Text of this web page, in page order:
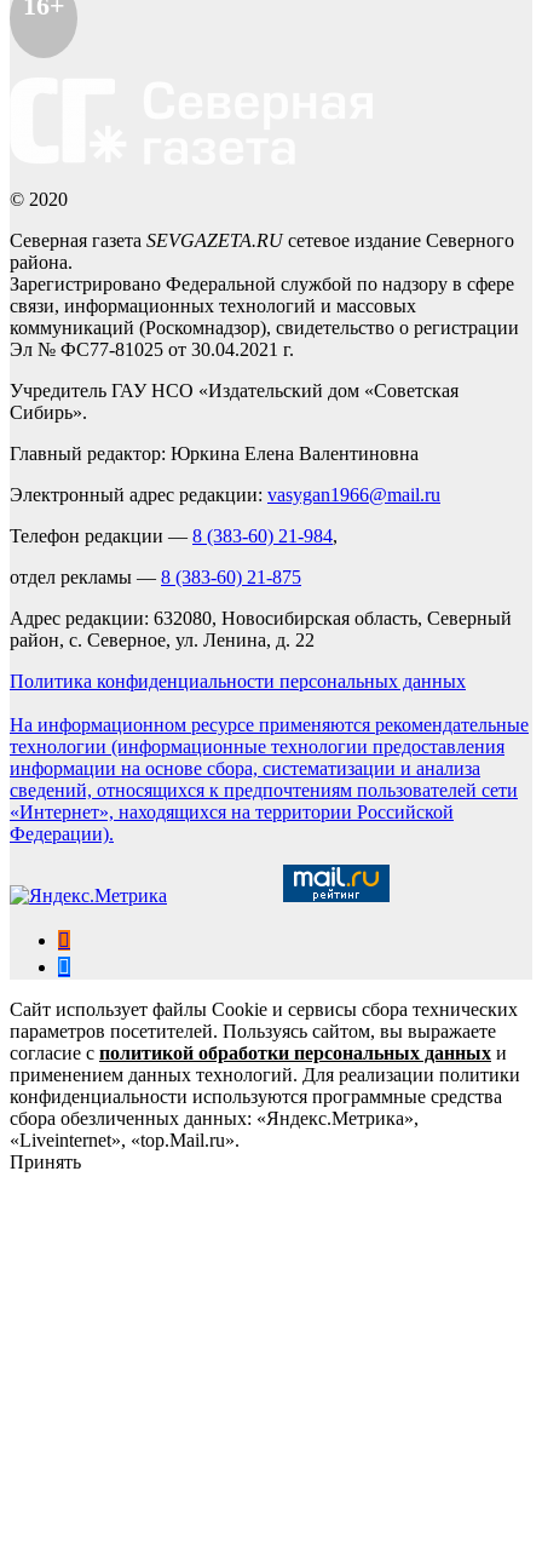
© 2020
Северная газета SEVGAZETA.RUсетевое издание Северного
района.
Зарегистрировано Федеральной службой по надзору в сфере
связи, информационных технологий и массовых
коммуникаций (Роскомнадзор), свидетельство о регистрации
Эл № ФС77-81025 от 30.04.2021 г.
Учредитель ГАУ НСО «Издательский дом «Советская
Сибирь».
Главный редактор: Юркина Елена Валентиновна
Электронный адрес редакции: vasygan1966@mail.ru
Телефон редакции — 8 (383-60) 21-984,
отдел рекламы — 8 (383-60) 21-875
Адрес редакции: 632080, Новосибирская область, Северный
район, с. Северное, ул. Ленина, д. 22
Политика конфиденциальности персональных данных
На информационном ресурсе применяются рекомендательные
технологии (информационные технологии предоставления
информации на основе сбора, систематизации и анализа
сведений, относящихся к предпочтениям пользователей сети
«Интернет», находящихся на территории Российской
Федерации).
Сайт использует файлы Cookie и сервисы сбора технических
параметров посетителей. Пользуясь сайтом, вы выражаете
согласие с политикой обработки персональных данных и
применением данных технологий. Для реализации политики
конфиденциальности используются программные средства
сбора обезличенных данных: «Яндекс.Метрика»,
«Liveinternet», «top.Mail.ru».
Принять